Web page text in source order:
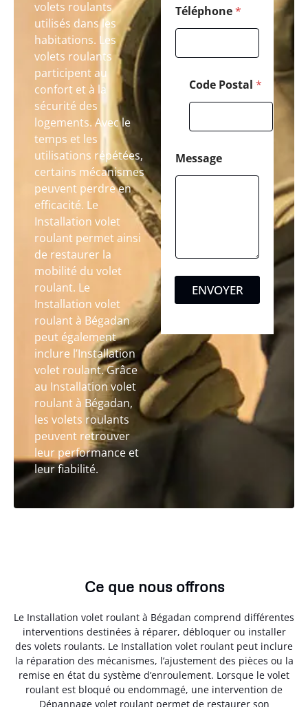
volets roulants
utilisés dans les
habitations. Les
volets roulants
participent au
confort et à la
sécurité des
logements. Avec le
temps et les
utilisations répétées,
certains mécanismes
peuvent perdre en
efficacité. Le
Installation volet
roulant permet ainsi
de restaurer la
mobilité du volet
roulant. Le
Installation volet
roulant à Bégadan
peut également
inclure l’Installation
volet roulant. Grâce
au Installation volet
roulant à Bégadan,
les volets roulants
peuvent retrouver
leur performance et
leur fiabilité.
Téléphone*
Code Postal *
Message
ENVOYER
Ce que nous offrons
Le Installation volet roulant à Bégadan comprend différentes
interventions destinées à réparer, débloquer ou installer
des volets roulants. Le Installation volet roulant peut inclure
la réparation des mécanismes, l’ajustement des pièces ou la
remise en état du système d’enroulement. Lorsque le volet
roulant est bloqué ou endommagé, une intervention de
Dépannage volet roulant permet de restaurer son